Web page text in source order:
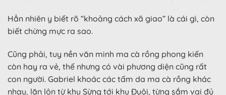
Hẳn nhiên y biết rõ “khoảng cách xã giao” là cái gì, còn
biết chừng mực ra sao.
Cũng phải, tuy nền văn minh ma cà rồng phong kiến
còn hay ra vẻ, thế nhưng có vài phương diện cũng rất
con người. Gabriel khoác các tấm da ma cà rồng khác
nhau, lăn lộn từ khu Sừng tới khu Đuôi, từng sắm vai đủ